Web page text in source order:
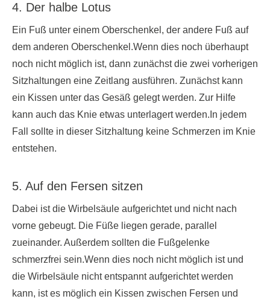
4. Der halbe Lotus
Ein Fuß unter einem Oberschenkel, der andere Fuß auf
dem anderen Oberschenkel.Wenn dies noch überhaupt
noch nicht möglich ist, dann zunächst die zwei vorherigen
Sitzhaltungen eine Zeitlang ausführen. Zunächst kann
ein Kissen unter das Gesäß gelegt werden. Zur Hilfe
kann auch das Knie etwas unterlagert werden.In jedem
Fall sollte in dieser Sitzhaltung keine Schmerzen im Knie
entstehen.
5. Auf den Fersen sitzen
Dabei ist die Wirbelsäule aufgerichtet und nicht nach
vorne gebeugt. Die Füße liegen gerade, parallel
zueinander. Außerdem sollten die Fußgelenke
schmerzfrei sein.Wenn dies noch nicht möglich ist und
die Wirbelsäule nicht entspannt aufgerichtet werden
kann, ist es möglich ein Kissen zwischen Fersen und